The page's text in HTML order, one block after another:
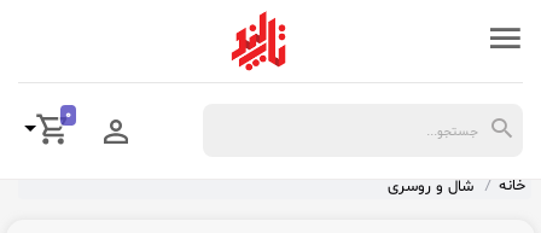
0
خانه شال و روسری